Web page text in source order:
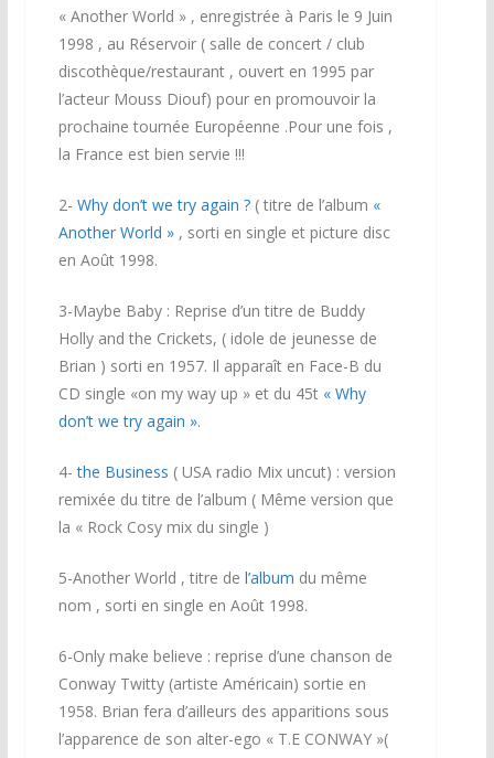
« Another World » , enregistrée à Paris le 9 Juin
1998 , au Réservoir ( salle de concert / club
discothèque/restaurant , ouvert en 1995 par
l’acteur Mouss Diouf) pour en promouvoir la
prochaine tournée Européenne .Pour une fois ,
la France est bien servie !!!
2- Why don’t we try again ?( titre de l’album «
Another World », sorti en single et picture disc
en Août 1998.
3-Maybe Baby : Reprise d’un titre de Buddy
Holly and the Crickets, ( idole de jeunesse de
Brian ) sorti en 1957. Il apparaît en Face-B du
CD single «on my way up » et du 45t « Why
don’t we try again ».
4-the Business ( USA radio Mix uncut) : version
remixée du titre de l’album ( Même version que
la « Rock Cosy mix du single )
5-Another World , titre de l’album du même
nom , sorti en single en Août 1998.
6-Only make believe : reprise d’une chanson de
Conway Twitty (artiste Américain) sortie en
1958. Brian fera d’ailleurs des apparitions sous
l’apparence de son alter-ego « T.E CONWAY »(